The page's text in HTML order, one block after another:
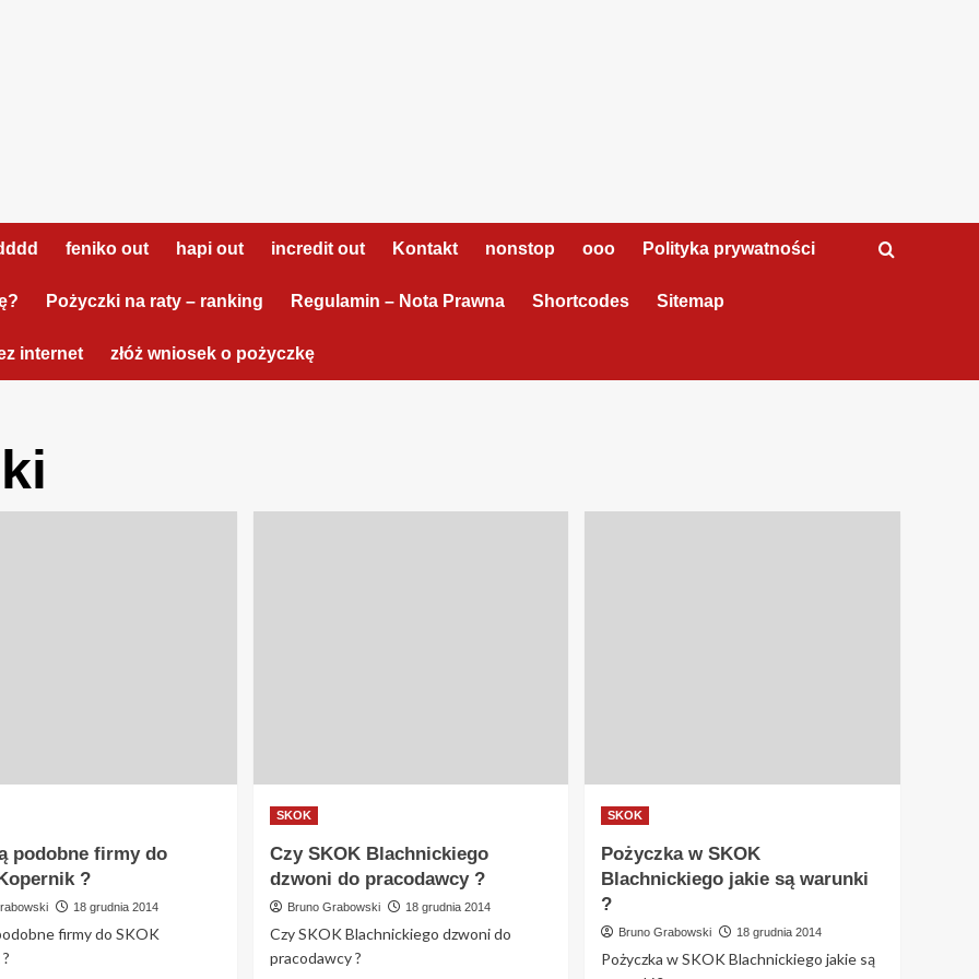
feniko out hapi out incredit out Kontakt nonstop ooo Polityka prywatności
Pożyczki na raty – ranking Regulamin – Nota Prawna Shortcodes Sitemap
internet złóż wniosek o pożyczkę
podobne firmy do
?
18 grudnia 2014
firmy do SKOK
SKOK
Czy SKOK Blachnickiego
dzwoni do pracodawcy ?
Bruno Grabowski 18 grudnia 2014
Czy SKOK Blachnickiego dzwoni do
pracodawcy ?
SKOK
Pożyczka w SKOK
Blachnickiego jakie są warunki
?
Bruno Grabowski 18 grudnia 2014
Pożyczka w SKOK Blachnickiego jakie są